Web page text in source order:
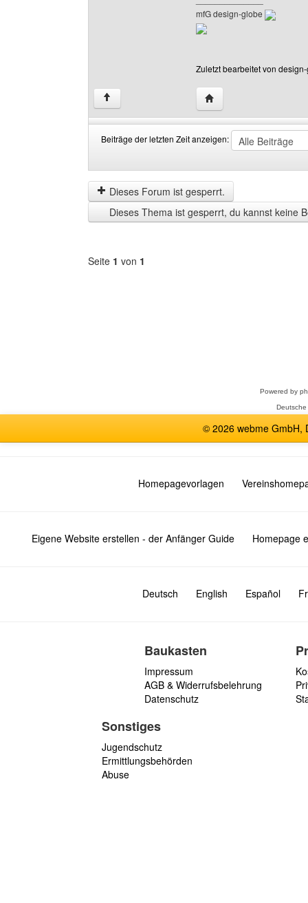
mfG design-globe
Zuletzt bearbeitet von
↑ Website dieses
Beiträge der letzten Zeit anzeigen:
der
letzten
Zeit
anzeigen
by
Dieses Forum ist gesperrt.
Dieses Thema ist gesperrt, du kannst keine
Seite 1 von 1
Powered by
© 2026 webme GmbH,
Homepagevorlagen
Eigene Website erstellen - der Anfänger Guide Homepage
Deutsch English Español
Baukasten
Impressum
AGB & Widerrufsbelehrung
Datenschutz
Sonstiges
Jugendschutz
Ermittlungsbehörden
Abuse